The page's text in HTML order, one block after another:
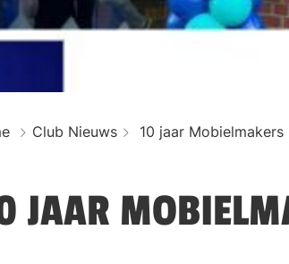
JAAR
Club Nieuws 10 jaar Mobielmakers